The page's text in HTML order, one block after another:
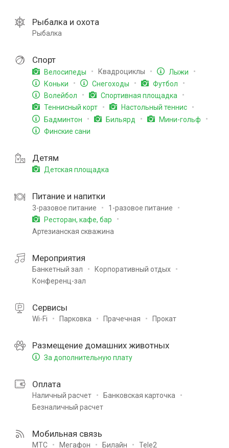
Рыбалка и охота
Рыбалка
Спорт
Велосипеды Квадроциклы
Лыжи
Коньки
Снегоходы
Футбол
Волейбол
Спортивная площадка
Теннисный корт
Настольный теннис
Бадминтон
Бильярд
Мини-гольф
Финские сани
Детям
Детская площадка
Питание и напитки
3-разовое питание
1-разовое питание
Ресторан, кафе, бар
Артезианская скважина
Мероприятия
Банкетный зал
Корпоративный отдых
Конференц-зал
Сервисы
Wi-Fi Парковка Прачечная Прокат
Размещение домашних животных
За дополнительную плату
Оплата
Наличный расчет
Банковская карточка
Безналичный расчет
Мобильная связь
МТС Мегафон Билайн Tele2